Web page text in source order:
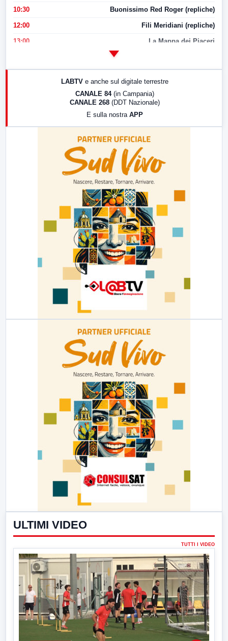
10:30 Buonissimo Red Roger (repliche)
12:00 Fili Meridiani (repliche)
13:00 La Mappa dei Piaceri
LABTV e anche sul digitale terrestre
CANALE 84 (in Campania)
CANALE 268 (DDT Nazionale)
E sulla nostra APP
ULTIMI VIDEO
TUTTI I VIDEO